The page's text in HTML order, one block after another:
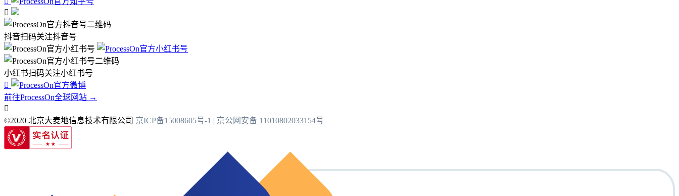

抖音扫码关注抖音号
小红书扫码关注小红书号

前往ProcessOn全球网站 →

©2020 北京大麦地信息技术有限公司 京ICP备15008605号-1 | 京公网安备 11010802033154号